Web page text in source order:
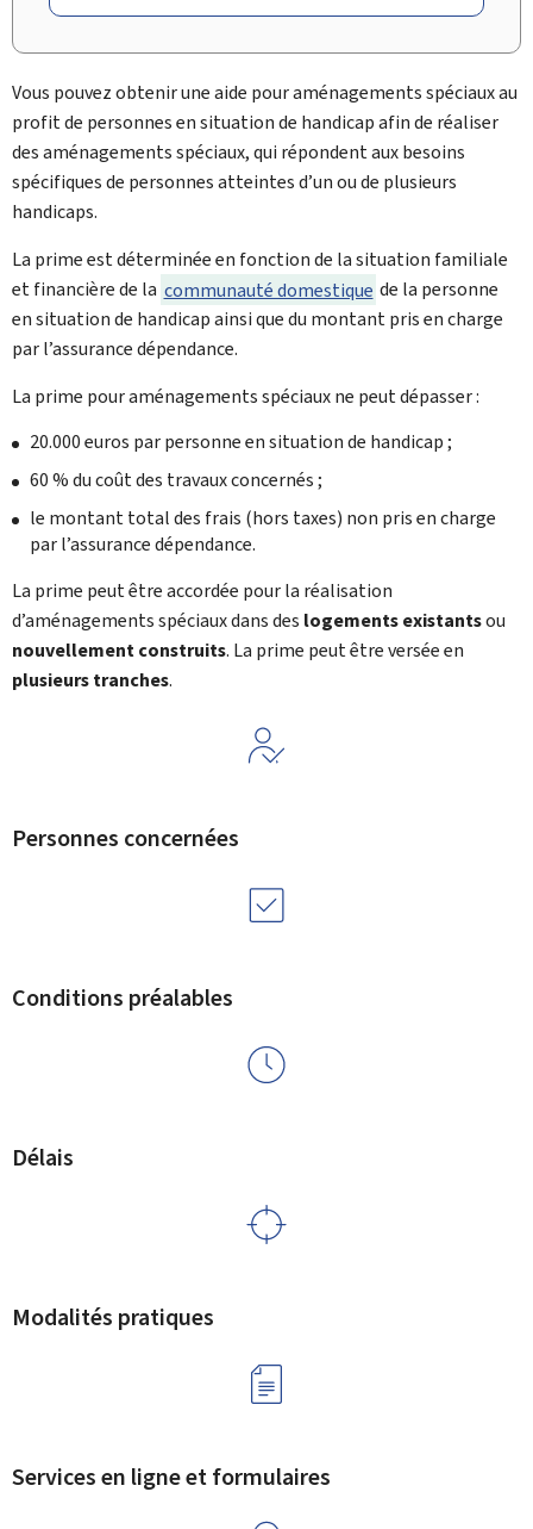
Vous pouvez obtenir une aide pour aménagements spéciaux au
profit de personnes en situation de handicap afin de réaliser
des aménagements spéciaux, qui répondent aux besoins
spécifiques de personnes atteintes d’un ou de plusieurs
handicaps.
La prime est déterminée en fonction de la situation familiale
et financière de la communauté domestique de la personne
en situation de handicap ainsi que du montant pris en charge
par l’assurance dépendance.
La prime pour aménagements spéciaux ne peut dépasser :
20.000 euros par personne en situation de handicap ;
60 % du coût des travaux concernés ;
le montant total des frais (hors taxes) non pris en charge
par l’assurance dépendance.
La prime peut être accordée pour la réalisation
d’aménagements spéciaux dans des logements existantsou
nouvellement construits. La prime peut être versée en
plusieurs tranches.
Personnes concernées
Conditions préalables
Délais
Modalités pratiques
Services en ligne et formulaires